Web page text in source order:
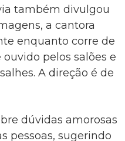
também divulgou
a cantora
enquanto corre de
pelos salões e
A direção é de
dúvidas amorosas
pessoas, sugerindo